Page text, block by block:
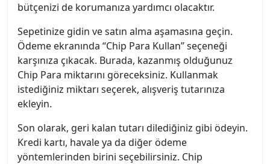
bütçenizi de korumanıza yardımcı olacaktır.
Sepetinize gidin ve satın alma aşamasına geçin.
Ödeme ekranında “Chip Para Kullan” seçeneği
karşınıza çıkacak. Burada, kazanmış olduğunuz
Chip Para miktarını göreceksiniz. Kullanmak
istediğiniz miktarı seçerek, alışveriş tutarınıza
ekleyin.
Son olarak, geri kalan tutarı dilediğiniz gibi ödeyin.
Kredi kartı, havale ya da diğer ödeme
yöntemlerinden birini seçebilirsiniz. Chip